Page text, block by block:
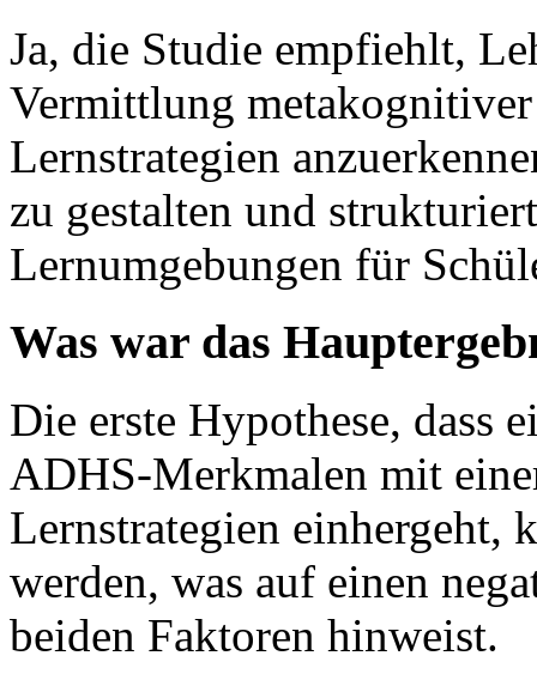
Ja, die Studie empfiehlt,
Vermittlung
Lernstrategien
zu gestalten und
Lernumgebungen für
Was war das
Die erste Hypothese, dass
ADHS-Merkmalen mit
Lernstrategien einhergeht,
werden, was auf einen
beiden Faktoren hinweist.